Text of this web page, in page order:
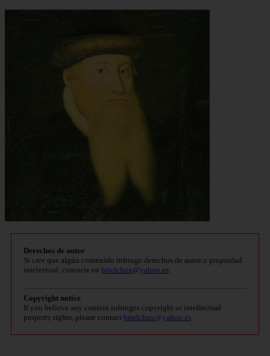
Derechos de autor
Si cree que algún contenido infringe derechos de autor o propiedad
intelectual, contacte en bitelchux@yahoo.es
Copyright notice
If you believe any content infringes copyright or intellectual
property rights, please contact bitelchux@yahoo.es